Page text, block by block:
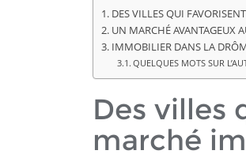
DES VILLES QUI
UN MARCHÉ AVANTAGEUX
IMMOBILIER DANS LA
QUELQUES MOTS SUR
Des villes
marché